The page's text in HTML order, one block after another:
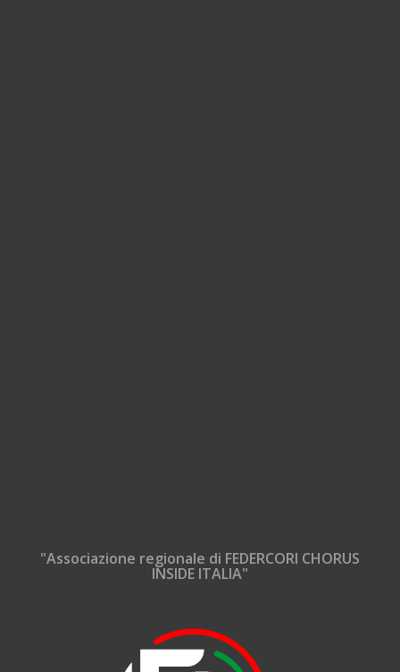
"Associazione regionale di FEDERCORI CHORUS
INSIDE ITALIA"